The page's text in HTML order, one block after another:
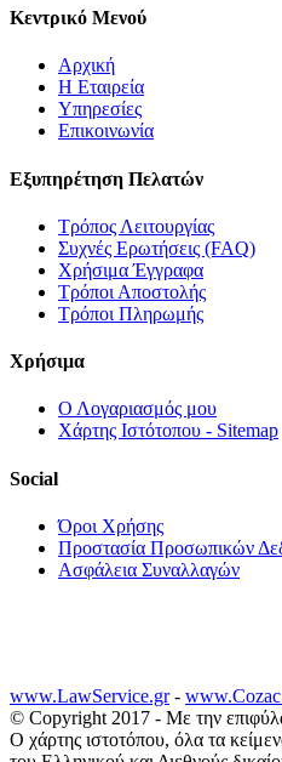
Κεντρικό Μενού
Αρχική
Η Εταιρεία
Υπηρεσίες
Επικοινωνία
Εξυπηρέτηση Πελατών
Τρόπος Λειτουργίας
Συχνές Ερωτήσεις (FAQ)
Χρήσιμα Έγγραφα
Τρόποι Αποστολής
Τρόποι Πληρωμής
Χρήσιμα
Ο Λογαριασμός μου
Χάρτης Ιστότοπου - Sitemap
Social
Όροι Χρήσης
Προστασία Προσωπικών
Ασφάλεια Συναλλαγών
www.LawService.gr-
© Copyright 2017 - Με την
Ο χάρτης ιστοτόπου, όλα τα